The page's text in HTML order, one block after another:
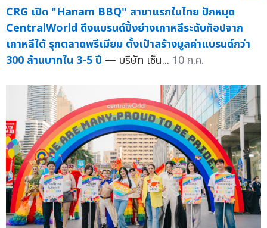
CRG เปิด "Hanam BBQ" สาขาแรกในไทย ปักหมุด
CentralWorld ดึงแบรนด์ปิ้งย่างเกาหลีระดับท็อปจาก
เกาหลีใต้ รุกตลาดพรีเมียม ตั้งเป้าสร้างมูลค่าแบรนด์กว่า
300 ล้านบาทใน 3-5 ปี — บริษัท เซ็น... 10 ก.ค.